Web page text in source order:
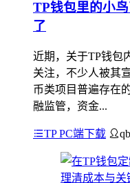
TP钱包里的小
了
近期，关于TP钱包
关注，不少人被其
币类项目普遍存在
融监管，资金...
TP PC端下载